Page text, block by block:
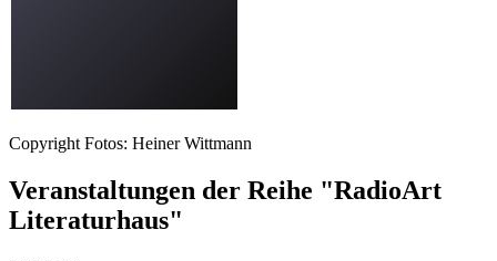
Copyright Fotos: Heiner Wittmann
Veranstaltungen der Reihe "RadioArt
Literaturhaus"